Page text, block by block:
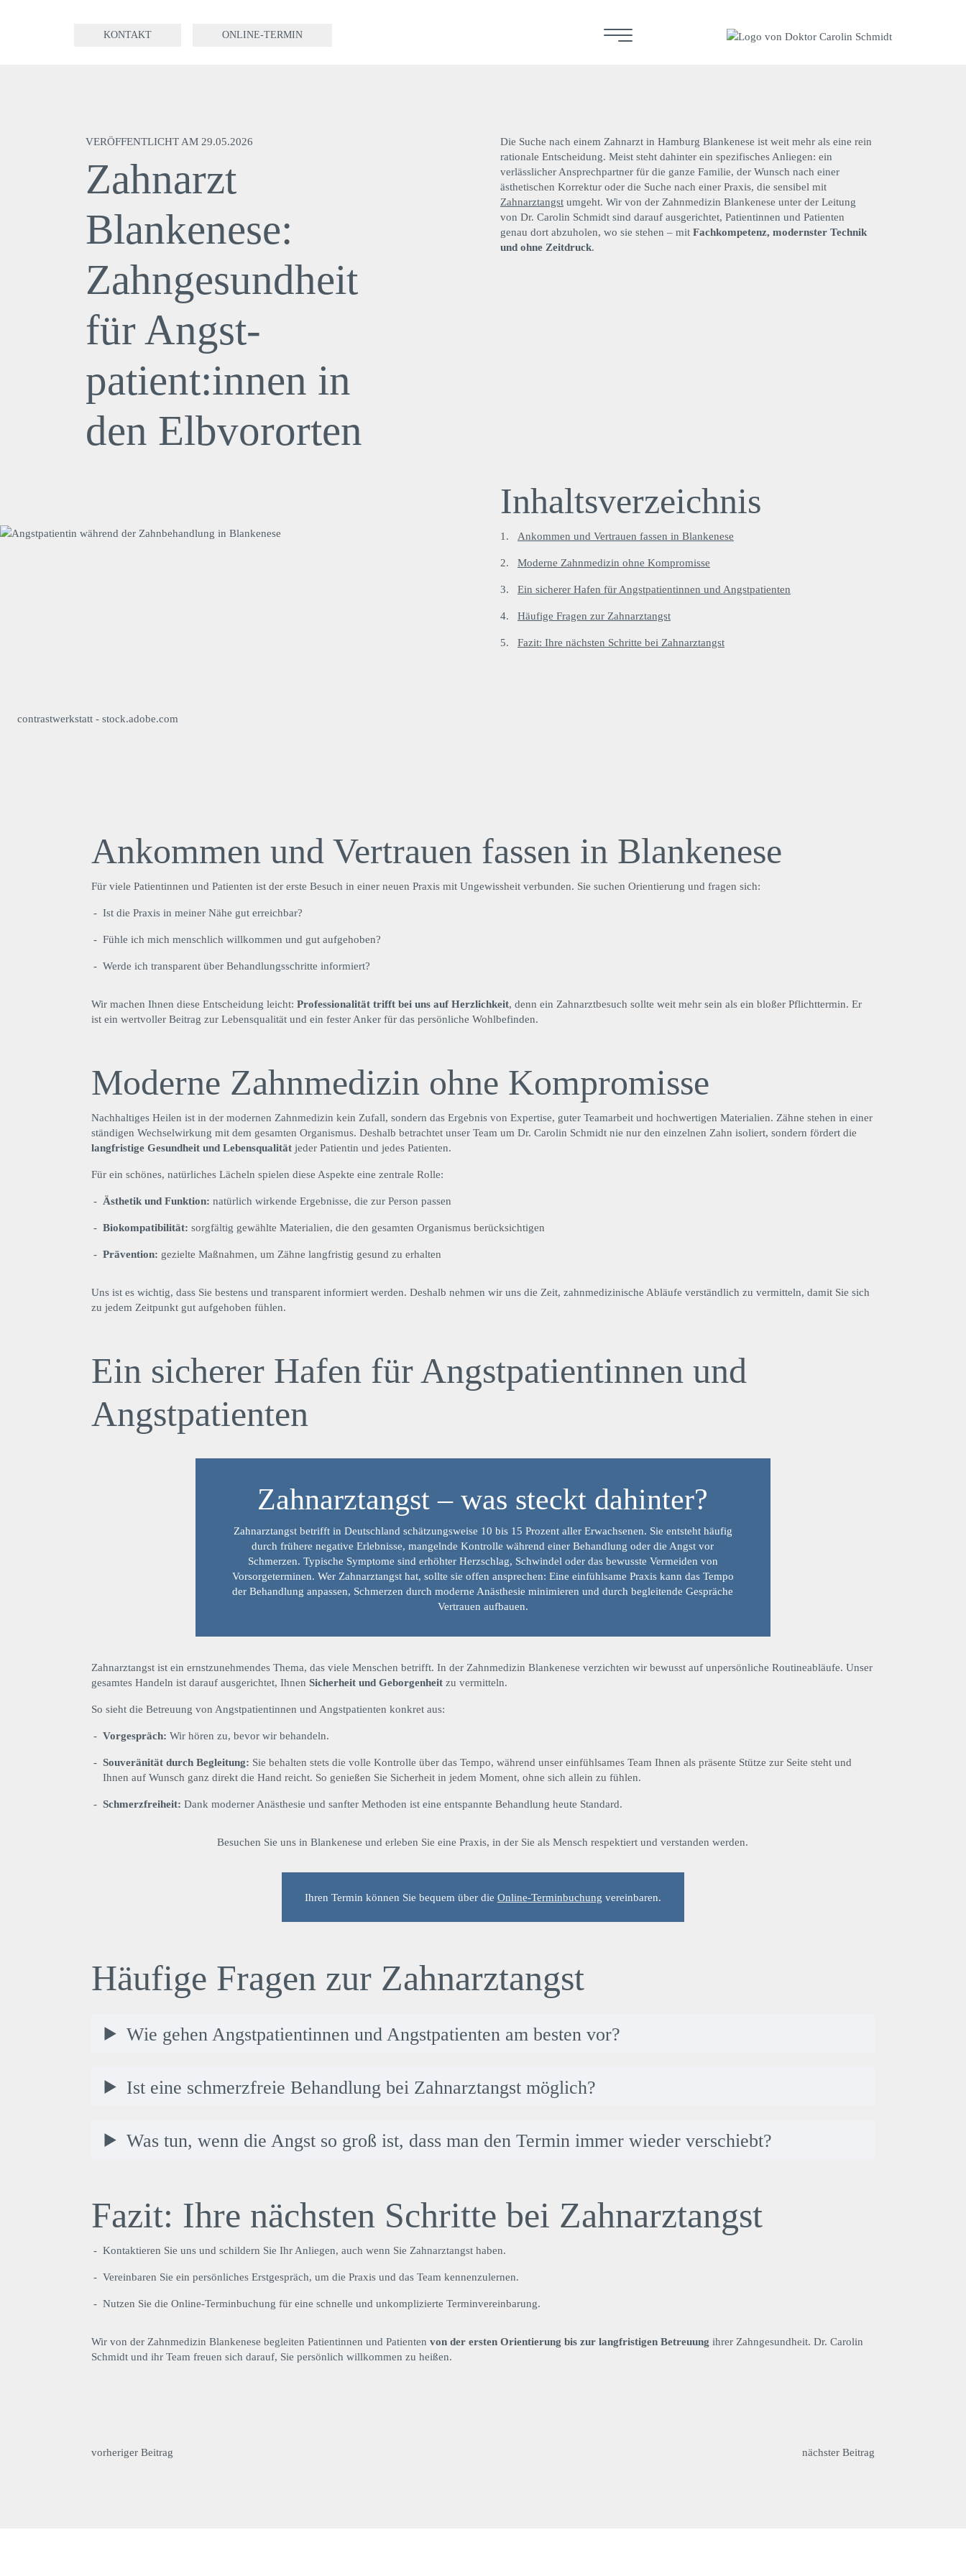
KONTAKT ONLINE-TERMIN
contrastwerkstatt - stock.adobe.com
VERÖFFENTLICHT AM 29.05.2026
Zahnarzt
Blankenese:
Zahngesundheit
für Angst­
patient:innen in
den Elbvororten
Die Suche nach einem Zahnarzt in Hamburg Blankenese ist weit mehr als eine rein
rationale Entscheidung. Meist steht dahinter ein spezifisches Anliegen: ein
verlässlicher Ansprechpartner für die ganze Familie, der Wunsch nach einer
ästhetischen Korrektur oder die Suche nach einer Praxis, die sensibel mit
Zahnarztangstumgeht. Wir von der Zahnmedizin Blankenese unter der Leitung
von Dr. Carolin Schmidt sind darauf ausgerichtet, Patientinnen und Patienten
genau dort abzuholen, wo sie stehen – mit Fachkompetenz, modernster Technik
und ohne Zeitdruck.
Inhaltsverzeichnis
Ankommen und Vertrauen fassen in Blankenese
Moderne Zahnmedizin ohne Kompromisse
Ein sicherer Hafen für Angstpatientinnen und Angstpatienten
Häufige Fragen zur Zahnarztangst
Fazit: Ihre nächsten Schritte bei Zahnarztangst
Ankommen und Vertrauen fassen in Blankenese
Für viele Patientinnen und Patienten ist der erste Besuch in einer neuen Praxis mit Ungewissheit verbunden. Sie suchen Orientierung und fragen sich:
Ist die Praxis in meiner Nähe gut erreichbar?
Fühle ich mich menschlich willkommen und gut aufgehoben?
Werde ich transparent über Behandlungsschritte informiert?
Wir machen Ihnen diese Entscheidung leicht:Professionalität trifft bei uns auf Herzlichkeit, denn ein Zahnarztbesuch sollte weit mehr sein als ein bloßer Pflichttermin. Er
ist ein wertvoller Beitrag zur Lebensqualität und ein fester Anker für das persönliche Wohlbefinden.
Moderne Zahnmedizin ohne Kompromisse
Nachhaltiges Heilen ist in der modernen Zahnmedizin kein Zufall, sondern das Ergebnis von Expertise, guter Teamarbeit und hochwertigen Materialien. Zähne stehen in einer
ständigen Wechselwirkung mit dem gesamten Organismus. Deshalb betrachtet unser Team um Dr. Carolin Schmidt nie nur den einzelnen Zahn isoliert, sondern fördert die
langfristige Gesundheit und Lebensqualität jeder Patientin und jedes Patienten.
Für ein schönes, natürliches Lächeln spielen diese Aspekte eine zentrale Rolle:
Ästhetik und Funktion: natürlich wirkende Ergebnisse, die zur Person passen
Biokompatibilität: sorgfältig gewählte Materialien, die den gesamten Organismus berücksichtigen
Prävention: gezielte Maßnahmen, um Zähne langfristig gesund zu erhalten
Uns ist es wichtig, dass Sie bestens und transparent informiert werden. Deshalb nehmen wir uns die Zeit, zahnmedizinische Abläufe verständlich zu vermitteln, damit Sie sich
zu jedem Zeitpunkt gut aufgehoben fühlen.
Ein sicherer Hafen für Angstpatientinnen und
Angstpatienten
Zahnarztangst – was steckt dahinter?
Zahnarztangst betrifft in Deutschland schätzungsweise 10 bis 15 Prozent aller Erwachsenen. Sie entsteht häufig
durch frühere negative Erlebnisse, mangelnde Kontrolle während einer Behandlung oder die Angst vor
Schmerzen. Typische Symptome sind erhöhter Herzschlag, Schwindel oder das bewusste Vermeiden von
Vorsorgeterminen. Wer Zahnarztangst hat, sollte sie offen ansprechen: Eine einfühlsame Praxis kann das Tempo
der Behandlung anpassen, Schmerzen durch moderne Anästhesie minimieren und durch begleitende Gespräche
Vertrauen aufbauen.
Zahnarztangst ist ein ernstzunehmendes Thema, das viele Menschen betrifft. In der Zahnmedizin Blankenese verzichten wir bewusst auf unpersönliche Routineabläufe. Unser
gesamtes Handeln ist darauf ausgerichtet, IhnenSicherheit und Geborgenheit zu vermitteln.
So sieht die Betreuung von Angstpatientinnen und Angstpatienten konkret aus:
Vorgespräch:Wir hören zu, bevor wir behandeln.
Souveränität durch Begleitung: Sie behalten stets die volle Kontrolle über das Tempo, während unser einfühlsames Team Ihnen als präsente Stütze zur Seite steht und
Ihnen auf Wunsch ganz direkt die Hand reicht. So genießen Sie Sicherheit in jedem Moment, ohne sich allein zu fühlen.
Schmerzfreiheit:Dank moderner Anästhesie und sanfter Methoden ist eine entspannte Behandlung heute Standard.
Besuchen Sie uns in Blankenese und erleben Sie eine Praxis, in der Sie als Mensch respektiert und verstanden werden.
Ihren Termin können Sie bequem über die Online-Terminbuchung vereinbaren.
Häufige Fragen zur Zahnarztangst
Wie gehen Angstpatientinnen und Angstpatienten am besten vor?
Ist eine schmerzfreie Behandlung bei Zahnarztangst möglich?
Was tun, wenn die Angst so groß ist, dass man den Termin immer wieder verschiebt?
Fazit: Ihre nächsten Schritte bei Zahnarztangst
Kontaktieren Sie uns und schildern Sie Ihr Anliegen, auch wenn Sie Zahnarztangst haben.
Vereinbaren Sie ein persönliches Erstgespräch, um die Praxis und das Team kennenzulernen.
Nutzen Sie die Online-Terminbuchung für eine schnelle und unkomplizierte Terminvereinbarung.
Wir von der Zahnmedizin Blankenese begleiten Patientinnen und Patientenvon der ersten Orientierung bis zur langfristigen Betreuung ihrer Zahngesundheit. Dr. Carolin
Schmidt und ihr Team freuen sich darauf, Sie persönlich willkommen zu heißen.
vorheriger Beitrag nächster Beitrag